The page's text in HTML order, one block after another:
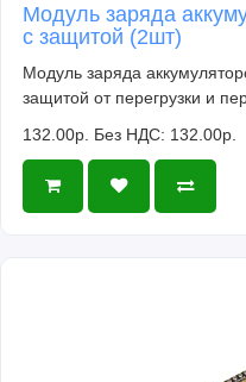
Модуль заряда
с защитой (2шт)
Модуль заряда
защитой от перегрузки и
132.00р. Без НДС: 132.00р.